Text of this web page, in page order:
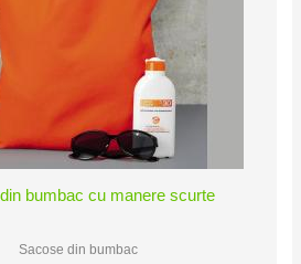
bumbac cu manere scurte
Sacose din bumbac